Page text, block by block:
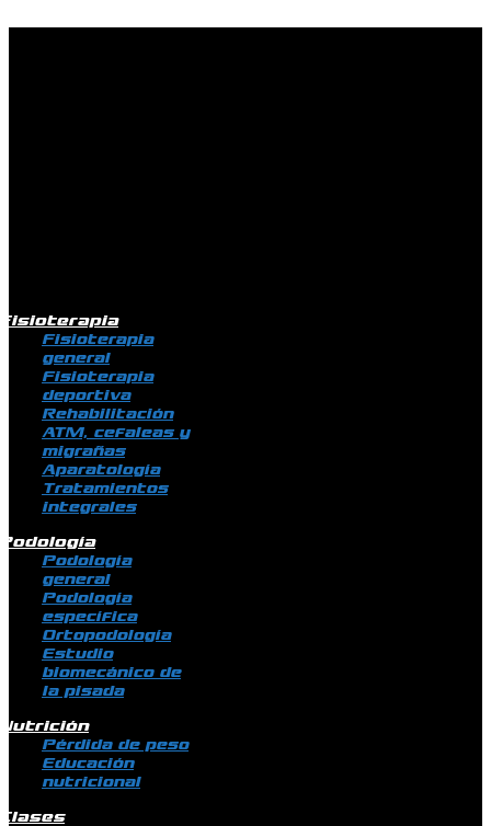
Fisioterapia
general
Fisioterapia
deportiva
Rehabilitación
ATM, cefaleas y
migrañas
Aparatología
Tratamientos
integrales
Podología
general
Podología
específica
Ortopodología
Estudio
biomecánico de
la pisada
Pérdida de peso
Educación
nutricional